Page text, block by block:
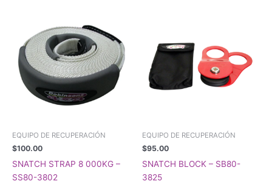
EQUIPO DE RECUPERACIÓN
$100.00
SNATCH STRAP 8 000KG –
SS80-3802
EQUIPO DE RECUPERACIÓN
$95.00
SNATCH BLOCK – SB80-
3825